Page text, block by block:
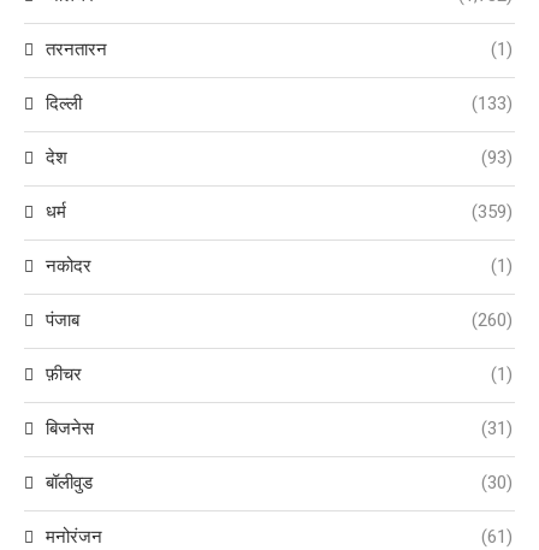
तरनतारन (1)
दिल्ली (133)
देश (93)
धर्म (359)
नकोदर (1)
पंजाब (260)
फ़ीचर (1)
बिजनेस (31)
बॉलीवुड (30)
मनोरंजन (61)